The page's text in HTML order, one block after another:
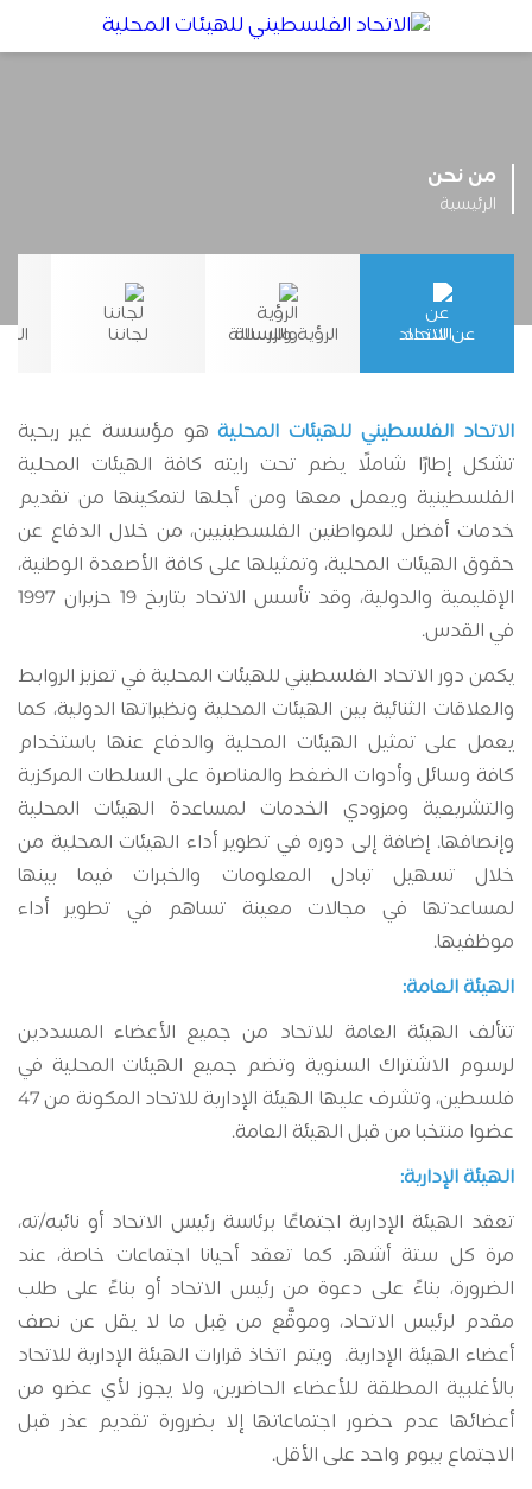
من نحن
الرئيسية
عن الاتحاد الرؤية والرسالة لجاننا
الاتحاد الفلسطيني للهيئات المحليةهو مؤسسة غير ربحية
تشكل إطارًا شاملًا يضم تحت رايته كافة الهيئات المحلية
الفلسطينية ويعمل معها ومن أجلها لتمكينها من تقديم
خدمات أفضل للمواطنين الفلسطينيين، من خلال الدفاع عن
حقوق الهيئات المحلية، وتمثيلها على كافة الأصعدة الوطنية،
الإقليمية والدولية، وقد تأسس الاتحاد بتاريخ 19 حزيران 1997
في القدس.
يكمن دور الاتحاد الفلسطيني للهيئات المحلية في تعزيز الروابط
والعلاقات الثنائية بين الهيئات المحلية ونظيراتها الدولية، كما
يعمل على تمثيل الهيئات المحلية والدفاع عنها باستخدام
كافة وسائل وأدوات الضغط والمناصرة على السلطات المركزية
والتشريعية ومزودي الخدمات لمساعدة الهيئات المحلية
وإنصافها. إضافة إلى دوره في تطوير أداء الهيئات المحلية من
خلال تسهيل تبادل المعلومات والخبرات فيما بينها
لمساعدتها في مجالات معينة تساهم في تطوير أداء
موظفيها.
الهيئة العامة:
تتألف الهيئة العامة للاتحاد من جميع الأعضاء المسددين
لرسوم الاشتراك السنوية وتضم جميع الهيئات المحلية في
فلسطين، وتشرف عليها الهيئة الإدارية للاتحاد المكونة من 47
عضوا منتخبا من قبل الهيئة العامة.
الهيئة الإدارية:
تعقد الهيئة الإدارية اجتماعًا برئاسة رئيس الاتحاد أو نائبه/ته،
مرة كل ستة أشهر. كما تعقد أحيانا اجتماعات خاصة، عند
الضرورة، بناءً على دعوة من رئيس الاتحاد أو بناءً على طلب
مقدم لرئيس الاتحاد، وموقَّع من قِبل ما لا يقل عن نصف
أعضاء الهيئة الإدارية. ويتم اتخاذ قرارات الهيئة الإدارية للاتحاد
بالأغلبية المطلقة للأعضاء الحاضرين، ولا يجوز لأي عضو من
أعضائها عدم حضور اجتماعاتها إلا بضرورة تقديم عذر قبل
الاجتماع بيوم واحد على الأقل.